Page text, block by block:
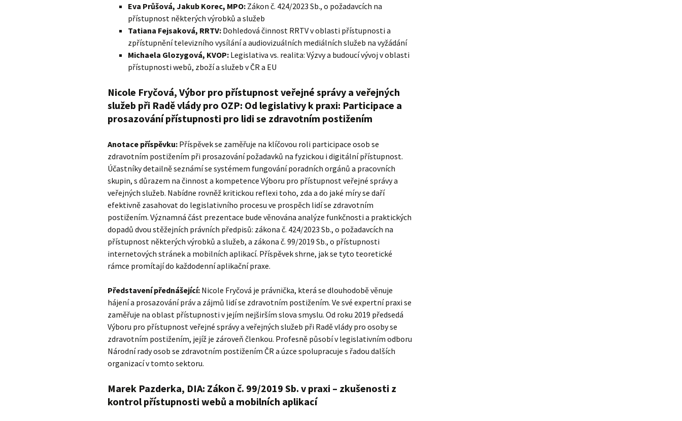
Eva Průšová, Jakub Korec, MPO: Zákon č. 424/2023 Sb., o požadavcích na
přístupnost některých výrobků a služeb
Tatiana Fejsaková, RRTV: Dohledová činnost RRTV v oblasti přístupnosti a
zpřístupnění televizního vysílání a audiovizuálních mediálních služeb na vyžádání
Michaela Glozygová, KVOP: Legislativa vs. realita: Výzvy a budoucí vývoj v oblasti
přístupnosti webů, zboží a služeb v ČR a EU
Nicole Fryčová, Výbor pro přístupnost veřejné správy a veřejných
služeb při Radě vlády pro OZP: Od legislativy k praxi: Participace a
prosazování přístupnosti pro lidi se zdravotním postižením
Anotace příspěvku: Příspěvek se zaměřuje na klíčovou roli participace osob se
zdravotním postižením při prosazování požadavků na fyzickou i digitální přístupnost.
Účastníky detailně seznámí se systémem fungování poradních orgánů a pracovních
skupin, s důrazem na činnost a kompetence Výboru pro přístupnost veřejné správy a
veřejných služeb. Nabídne rovněž kritickou reflexi toho, zda a do jaké míry se daří
efektivně zasahovat do legislativního procesu ve prospěch lidí se zdravotním
postižením. Významná část prezentace bude věnována analýze funkčnosti a praktických
dopadů dvou stěžejních právních předpisů: zákona č. 424/2023 Sb., o požadavcích na
přístupnost některých výrobků a služeb, a zákona č. 99/2019 Sb., o přístupnosti
internetových stránek a mobilních aplikací. Příspěvek shrne, jak se tyto teoretické
rámce promítají do každodenní aplikační praxe.
Představení přednášející: Nicole Fryčová je právnička, která se dlouhodobě věnuje
hájení a prosazování práv a zájmů lidí se zdravotním postižením. Ve své expertní praxi se
zaměřuje na oblast přístupnosti v jejím nejširším slova smyslu. Od roku 2019 předsedá
Výboru pro přístupnost veřejné správy a veřejných služeb při Radě vlády pro osoby se
zdravotním postižením, jejíž je zároveň členkou. Profesně působí v legislativním odboru
Národní rady osob se zdravotním postižením ČR a úzce spolupracuje s řadou dalších
organizací v tomto sektoru.
Marek Pazderka, DIA: Zákon č. 99/2019 Sb. v praxi – zkušenosti z
kontrol přístupnosti webů a mobilních aplikací